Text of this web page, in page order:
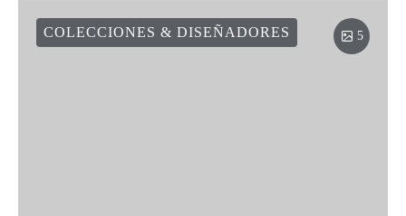
COLECCIONES & DISEÑADORES 5